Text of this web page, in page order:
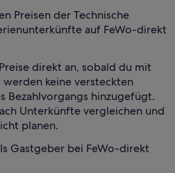
Preisen der Technische
auf FeWo-direkt
direkt an, sobald du mit
werden keine versteckten
Bezahlvorgangs hinzugefügt.
Unterkünfte vergleichen und
planen.
Gastgeber bei FeWo-direkt